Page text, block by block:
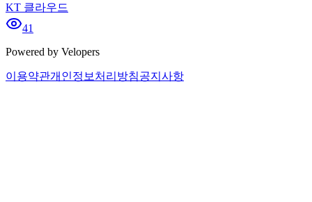
KT 클라우드
41
Powered by Velopers
이용약관개인정보처리방침공지사항